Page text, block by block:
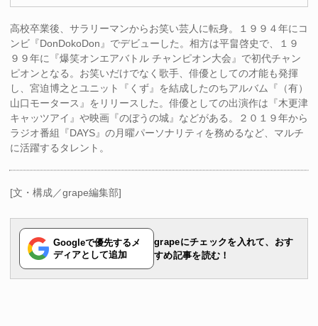
高校卒業後、サラリーマンからお笑い芸人に転身。１９９４年にコ
ンビ『DonDokoDon』でデビューした。相方は平畠啓史で、１９
９９年に『爆笑オンエアバトル チャンピオン大会』で初代チャン
ピオンとなる。お笑いだけでなく歌手、俳優としての才能も発揮
し、宮迫博之とユニット『くず』を結成したのちアルバム『（有）
山口モータース』をリリースした。俳優としての出演作は『木更津
キャッツアイ』や映画『のぼうの城』などがある。２０１９年から
ラジオ番組『DAYS』の月曜パーソナリティを務めるなど、マルチ
に活躍するタレント。
[文・構成／grape編集部]
Googleで優先するメ
ディアとして追加
grapeにチェックを入れて、おす
すめ記事を読む！